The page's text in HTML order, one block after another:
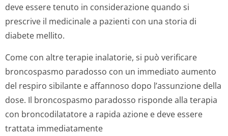
deve essere tenuto in considerazione quando si
prescrive il medicinale a pazienti con una storia di
diabete mellito.
Come con altre terapie inalatorie, si può verificare
broncospasmo paradosso con un immediato aumento
del respiro sibilante e affannoso dopo l’assunzione della
dose. Il broncospasmo paradosso risponde alla terapia
con broncodilatatore a rapida azione e deve essere
trattata immediatamente